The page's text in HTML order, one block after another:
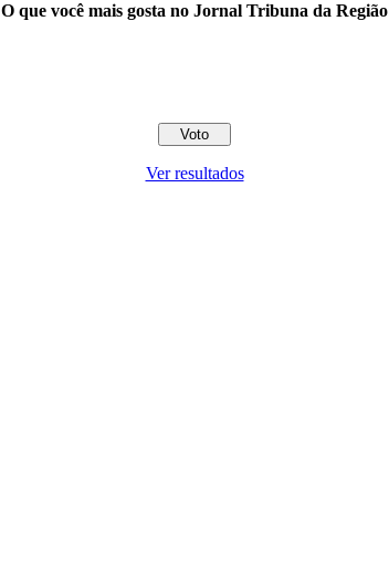
O que você mais gosta no Jornal Tribuna da Região
Ver resultados